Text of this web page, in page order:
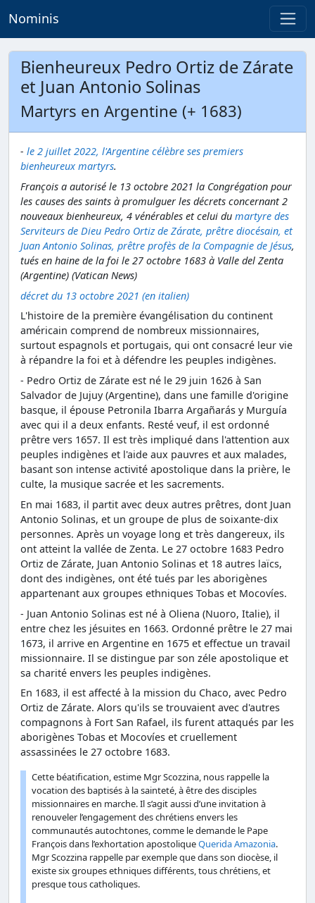
Nominis
Bienheureux Pedro Ortiz de Zárate
et Juan Antonio Solinas
Martyrs en Argentine (+ 1683)
- le 2 juillet 2022, l'Argentine célèbre ses premiers
bienheureux martyrs.
François a autorisé le 13 octobre 2021 la Congrégation pour
les causes des saints à promulguer les décrets concernant 2
nouveaux bienheureux, 4 vénérables et celui du martyre des
Serviteurs de Dieu Pedro Ortiz de Zárate, prêtre diocésain, et
Juan Antonio Solinas, prêtre profès de la Compagnie de Jésus,
tués en haine de la foi le 27 octobre 1683 à Valle del Zenta
(Argentine) (Vatican News)
décret du 13 octobre 2021 (en italien)
L'histoire de la première évangélisation du continent
américain comprend de nombreux missionnaires,
surtout espagnols et portugais, qui ont consacré leur vie
à répandre la foi et à défendre les peuples indigènes.
- Pedro Ortiz de Zárate est né le 29 juin 1626 à San
Salvador de Jujuy (Argentine), dans une famille d'origine
basque, il épouse Petronila Ibarra Argañarás y Murguía
avec qui il a deux enfants. Resté veuf, il est ordonné
prêtre vers 1657. Il est très impliqué dans l'attention aux
peuples indigènes et l'aide aux pauvres et aux malades,
basant son intense activité apostolique dans la prière, le
culte, la musique sacrée et les sacrements.
En mai 1683, il partit avec deux autres prêtres, dont Juan
Antonio Solinas, et un groupe de plus de soixante-dix
personnes. Après un voyage long et très dangereux, ils
ont atteint la vallée de Zenta. Le 27 octobre 1683 Pedro
Ortiz de Zárate, Juan Antonio Solinas et 18 autres laïcs,
dont des indigènes, ont été tués par les aborigènes
appartenant aux groupes ethniques Tobas et Mocovíes.
- Juan Antonio Solinas est né à Oliena (Nuoro, Italie), il
entre chez les jésuites en 1663. Ordonné prêtre le 27 mai
1673, il arrive en Argentine en 1675 et effectue un travail
missionnaire. Il se distingue par son zéle apostolique et
sa charité envers les peuples indigènes.
En 1683, il est affecté à la mission du Chaco, avec Pedro
Ortiz de Zárate. Alors qu'ils se trouvaient avec d'autres
compagnons à Fort San Rafael, ils furent attaqués par les
aborigènes Tobas et Mocovíes et cruellement
assassinées le 27 octobre 1683.
Cette béatification, estime Mgr Scozzina, nous rappelle la
vocation des baptisés à la sainteté, à être des disciples
missionnaires en marche. Il s’agit aussi d’une invitation à
renouveler l’engagement des chrétiens envers les
communautés autochtones, comme le demande le Pape
François dans l’exhortation apostoliqueQuerida Amazonia.
Mgr Scozzina rappelle par exemple que dans son diocèse, il
existe six groupes ethniques différents, tous chrétiens, et
presque tous catholiques.